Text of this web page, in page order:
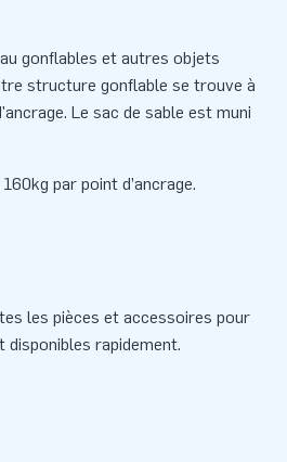
gonflables et autres objets
structure gonflable se trouve à
Le sac de sable est muni
par point d’ancrage.
les pièces et accessoires pour
rapidement.